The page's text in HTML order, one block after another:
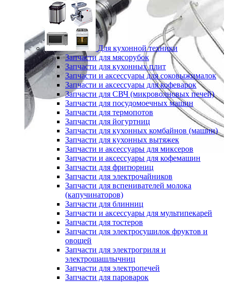
Для кухонной техники
Запчасти для мясорубок
Запчасти для кухонных плит
Запчасти и аксессуары для соковыжималок
Запчасти и аксессуары для кофеварок
Запчасти для СВЧ (микроволновых печей)
Запчасти для посудомоечных машин
Запчасти для термопотов
Запчасти для йогуртниц
Запчасти для кухонных комбайнов (машин)
Запчасти для кухонных вытяжек
Запчасти и аксессуары для миксеров
Запчасти и аксессуары для кофемашин
Запчасти для фритюрниц
Запчасти для электрочайников
Запчасти для вспенивателей молока
(капучинаторов)
Запчасти для блинниц
Запчасти и аксессуары для мультипекарей
Запчасти для тостеров
Запчасти для электросушилок фруктов и
овощей
Запчасти для электрогриля и
электрошашлычниц
Запчасти для электропечей
Запчасти для пароварок